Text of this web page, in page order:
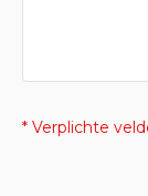
* Verplichte